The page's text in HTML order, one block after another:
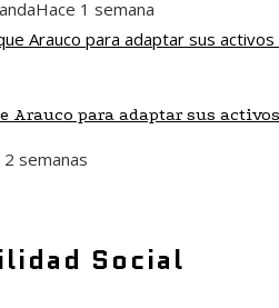
Hace 1 semana
Arauco para adaptar sus
2 semanas
Social